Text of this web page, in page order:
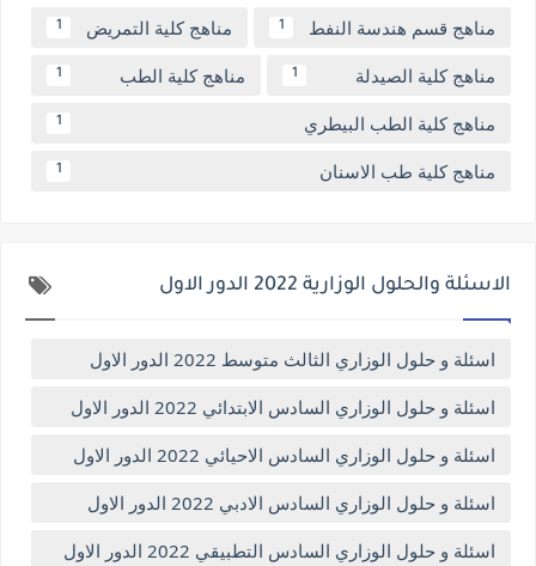
مناهج قسم هندسة النفط 1 مناهج كلية التمريض 1
مناهج كلية الصيدلة 1 مناهج كلية الطب 1
مناهج كلية الطب البيطري 1
مناهج كلية طب الاسنان 1
الاسئلة والحلول الوزارية 2022 الدور الاول
اسئلة و حلول الوزاري الثالث متوسط 2022 الدور الاول
اسئلة و حلول الوزاري السادس الابتدائي 2022 الدور الاول
اسئلة و حلول الوزاري السادس الاحيائي 2022 الدور الاول
اسئلة و حلول الوزاري السادس الادبي 2022 الدور الاول
اسئلة و حلول الوزاري السادس التطبيقي 2022 الدور الاول